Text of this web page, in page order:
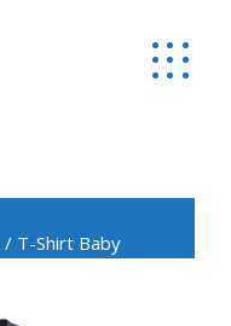
/ T-Shirt Baby